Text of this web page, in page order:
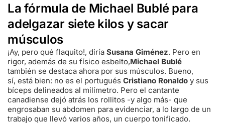
La fórmula de Michael Bublé para
adelgazar siete kilos y sacar
músculos
¡Ay, pero qué flaquito!, diría Susana Giménez. Pero en
rigor, además de su físico esbelto,Michael Bublé
también se destaca ahora por sus músculos. Bueno,
sí, está bien: no es el portugués Cristiano Ronaldo y sus
bíceps delineados al milímetro. Pero el cantante
canadiense dejó atrás los rollitos -y algo más- que
engrosaban su abdomen para evidenciar, a lo largo de un
trabajo que llevó varios años, un cuerpo tonificado.